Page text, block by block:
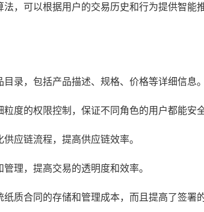
，可以根据用户的交易历史和行为提供智能
录，包括产品描述、规格、价格等详细信息。
度的权限控制，保证不同角色的用户都能安
应链流程，提高供应链效率。
理，提高交易的透明度和效率。
质合同的存储和管理成本，而且提高了签署